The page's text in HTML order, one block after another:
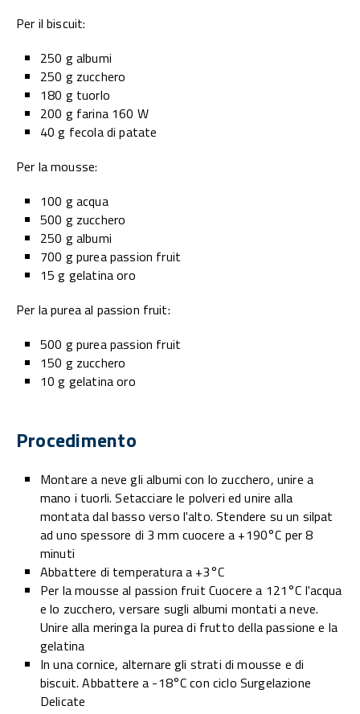
Per il biscuit:
250 g albumi
250 g zucchero
180 g tuorlo
200 g farina 160 W
40 g fecola di patate
Per la mousse:
100 g acqua
500 g zucchero
250 g albumi
700 g purea passion fruit
15 g gelatina oro
Per la purea al passion fruit:
500 g purea passion fruit
150 g zucchero
10 g gelatina oro
Procedimento
Montare a neve gli albumi con lo zucchero, unire a
mano i tuorli. Setacciare le polveri ed unire alla
montata dal basso verso l'alto. Stendere su un silpat
ad uno spessore di 3 mm cuocere a +190°C per 8
minuti
Abbattere di temperatura a +3°C
Per la mousse al passion fruit Cuocere a 121°C l'acqua
e lo zucchero, versare sugli albumi montati a neve.
Unire alla meringa la purea di frutto della passione e la
gelatina
In una cornice, alternare gli strati di mousse e di
biscuit. Abbattere a -18°C con ciclo Surgelazione
Delicate